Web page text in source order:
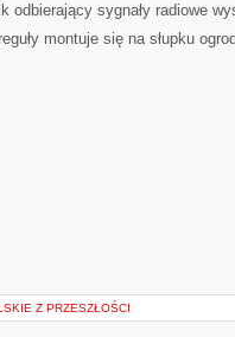
odbierający sygnały radiowe
montuje się na słupku
Z PRZESZŁOŚCI